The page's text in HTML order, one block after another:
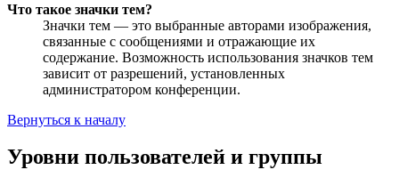
Что такое значки тем?
Значки тем — это выбранные авторами изображения,
связанные с сообщениями и отражающие их
содержание. Возможность использования значков тем
зависит от разрешений, установленных
администратором конференции.
Вернуться к началу
Уровни пользователей и группы